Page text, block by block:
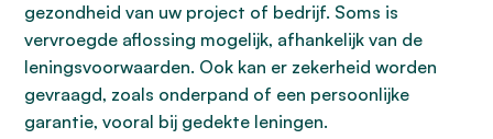
gezondheid van uw project of bedrijf. Soms is
vervroegde aflossing mogelijk, afhankelijk van de
leningsvoorwaarden. Ook kan er zekerheid worden
gevraagd, zoals onderpand of een persoonlijke
garantie, vooral bij gedekte leningen.